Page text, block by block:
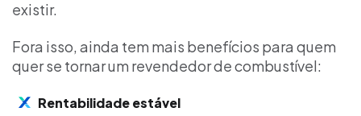
existir.
Fora isso, ainda tem mais benefícios para quem
quer se tornar um revendedor de combustível:
Rentabilidade estável